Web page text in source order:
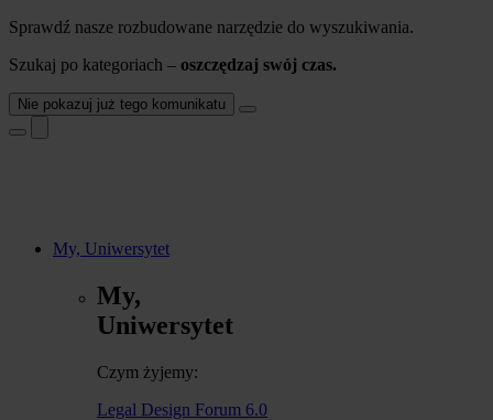
Sprawdź nasze rozbudowane narzędzie do wyszukiwania.
Szukaj po kategoriach – oszczędzaj swój czas.
Nie pokazuj już tego komunikatu
My, Uniwersytet
My,
Uniwersytet
Czym żyjemy:
Legal Design Forum 6.0